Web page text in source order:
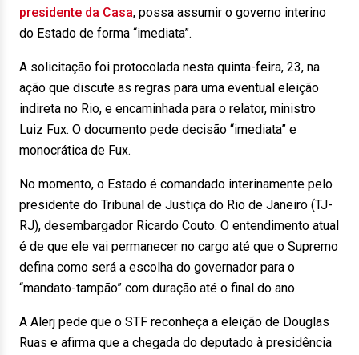
presidente da Casa, possa assumir o governo interino
do Estado de forma “imediata”.
A solicitação foi protocolada nesta quinta-feira, 23, na
ação que discute as regras para uma eventual eleição
indireta no Rio, e encaminhada para o relator, ministro
Luiz Fux. O documento pede decisão “imediata” e
monocrática de Fux.
No momento, o Estado é comandado interinamente pelo
presidente do Tribunal de Justiça do Rio de Janeiro (TJ-
RJ), desembargador Ricardo Couto. O entendimento atual
é de que ele vai permanecer no cargo até que o Supremo
defina como será a escolha do governador para o
“mandato-tampão” com duração até o final do ano.
A Alerj pede que o STF reconheça a eleição de Douglas
Ruas e afirma que a chegada do deputado à presidência